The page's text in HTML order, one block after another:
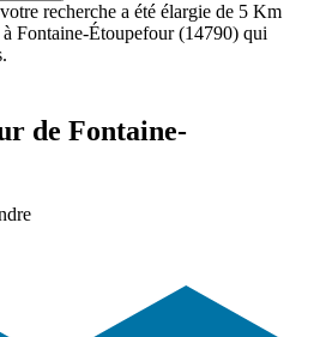
recherche a été élargie de 5 Km
à Fontaine-Étoupefour (14790) qui
de Fontaine-